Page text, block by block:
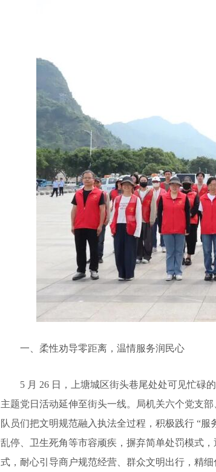
一、柔性劝导零距离，温情服务润民心
5 月 26 日，上塘城区街头巷尾处处可见忙碌
主题党日活动延伸至街头一线。局机关六个党支
队员们把文明规范融入执法全过程，积极践行 “
乱停、卫生死角等市容顽疾，摒弃简单处罚模式
式，耐心引导商户规范经营、群众文明出行，精